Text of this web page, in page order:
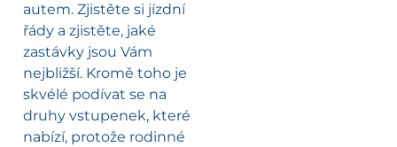
autem. Zjistěte si jízdní
řády a zjistěte, jaké
zastávky jsou Vám
nejbližší. Kromě toho je
skvélé podívat se na
druhy vstupenek, které
nabízí, protože rodinné